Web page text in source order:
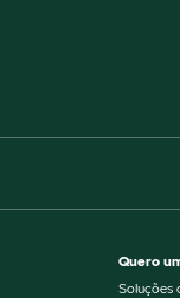
Quero
Soluções